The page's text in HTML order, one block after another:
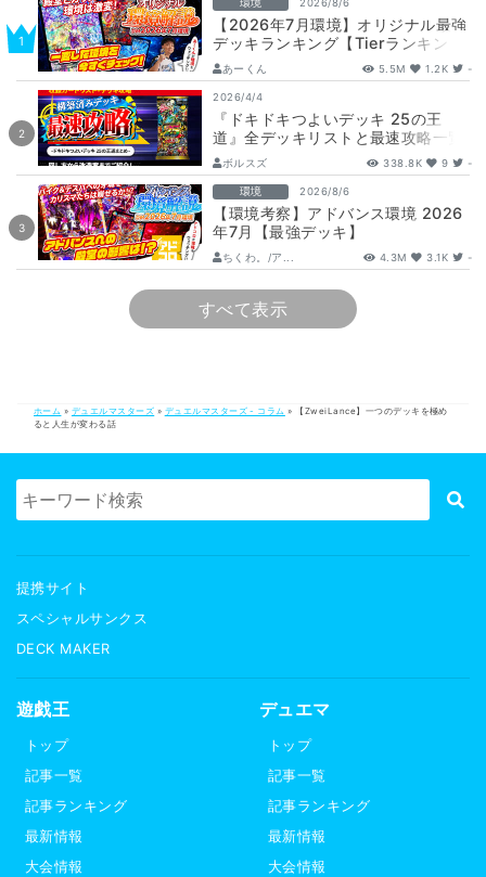
環境 2026/8/6
【2026年7月環境】オリジナル最強
デッキランキング【Tierランキン
グ】
あーくん 5.5M 1.2K -
2026/4/4
『ドキドキつよいデッキ 25の王
道』全デッキリストと最速攻略一覧
【DM26-SD1】
ボルスズ 338.8K 9 -
環境 2026/8/6
【環境考察】アドバンス環境 2026
年7月【最強デッキ】
ちくわ。/ア... 4.3M 3.1K -
すべて表示
ホーム » デュエルマスターズ » デュエルマスターズ - コラム »
【ZweiLance】一つのデッキを極め
ると人生が変わる話
提携サイト
スペシャルサンクス
DECK MAKER
遊戯王
トップ
記事一覧
記事ランキング
最新情報
大会情報
デュエマ
トップ
記事一覧
記事ランキング
最新情報
大会情報